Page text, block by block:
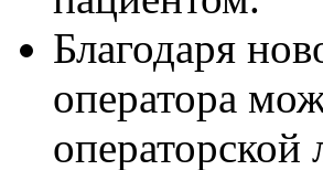
Благодаря
оператора
операторской